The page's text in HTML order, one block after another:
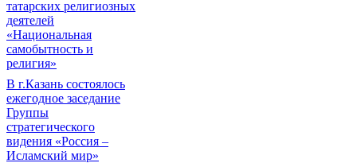
татарских религиозных
деятелей
«Национальная
самобытность и
религия»
В г.Казань состоялось
ежегодное заседание
Группы
стратегического
видения «Россия –
Исламский мир»